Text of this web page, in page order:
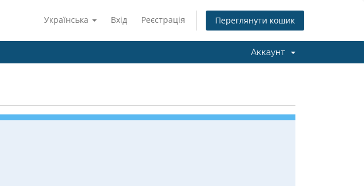
Українська Вхід Реєстрація Переглянути кошик
Аккаунт